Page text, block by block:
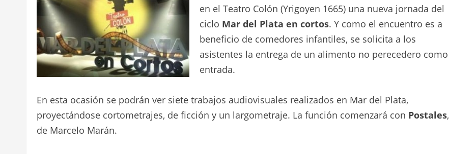
en el Teatro Colón (Yrigoyen 1665) una nueva jornada del
ciclo Mar del Plata en cortos. Y como el encuentro es a
beneficio de comedores infantiles, se solicita a los
asistentes la entrega de un alimento no perecedero como
entrada.
En esta ocasión se podrán ver siete trabajos audiovisuales realizados en Mar del Plata,
proyectándose cortometrajes, de ficción y un largometraje. La función comenzará con Postales,
de Marcelo Marán.